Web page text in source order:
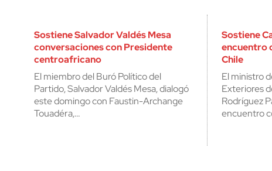
Sostiene Salvador Valdés Mesa
conversaciones con Presidente
centroafricano
El miembro del Buró Político del
Partido, Salvador Valdés Mesa, dialogó
este domingo con Faustin-Archange
Touadéra,…
Sostiene
encuentro
Chile
El ministro
Exteriores
Rodríguez
encuentro